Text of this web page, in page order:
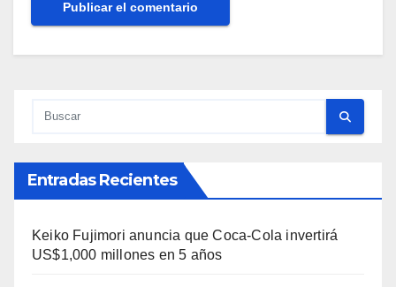
Entradas Recientes
Keiko Fujimori anuncia que Coca-Cola invertirá
US$1,000 millones en 5 años